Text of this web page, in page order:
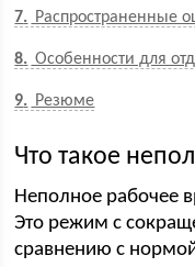
7 Распространенные
8 Особенности для
9 Резюме
Что такое
Неполное рабочее
Это режим с
сравнению с